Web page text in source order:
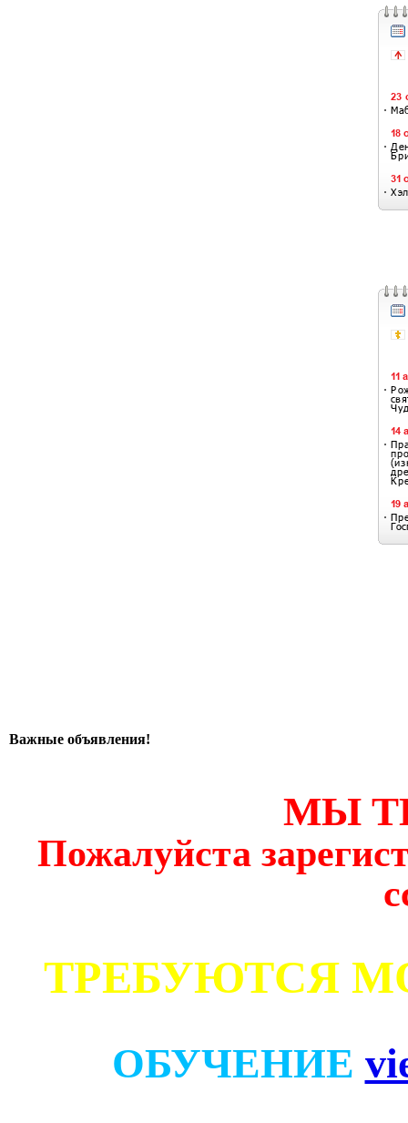
Важные объявления!
МЫ
Пожалуйста
ТРЕБУЮТСЯ
ОБУЧЕНИЕ